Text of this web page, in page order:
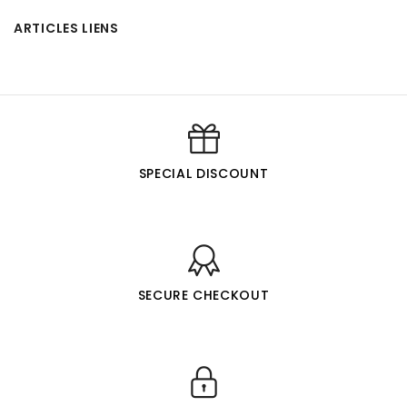
ARTICLES LIENS
SPECIAL DISCOUNT
SECURE CHECKOUT